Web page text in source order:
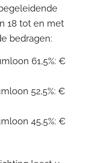
18 tot en met
bedragen:
61,5%: €
52,5%: €
45,5%: €